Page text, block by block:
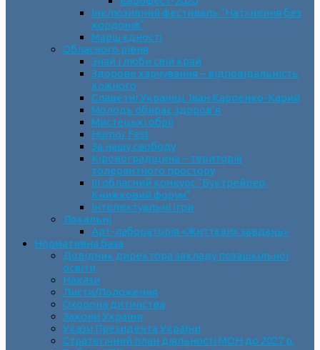
Інклюзивний фестиваль “Натхнення без
кордонів”
Марш єдності
Обласного рівня
Знай і люби свій край
Здорове харчування – відповідальність
кожного
Славетні Українці. Іван Карпенко-Карий
Молодь обирає здоров’я
Мистецькі обрії
Humor Fest
За нашу свободу
Кіровоградщина – територія
толерантного простору
ІII обласний конкурс “Буктрейлер.
Книжковий форум”
Інтелектуальні ігри
Локальні
Арт-лабораторія «Життєвих завдань»
Нормативна база
Довідник директора закладу позашкільної
освіти
Накази
Листи/Положення
Охорона дитинства
Закони України
Укази Президента України
Стратегічний план діяльності МОН до 2027 р.